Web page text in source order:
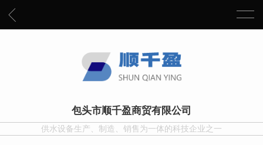
包头市顺千盈商贸有限公司
供水设备生产、制造、销售为一体的科技企业之一